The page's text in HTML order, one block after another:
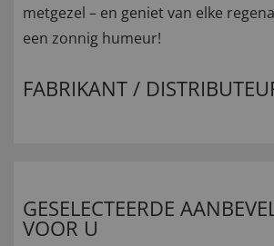
metgezel – en geniet van elke
een zonnig humeur!
FABRIKANT /
GESELECTEERDE
VOOR U